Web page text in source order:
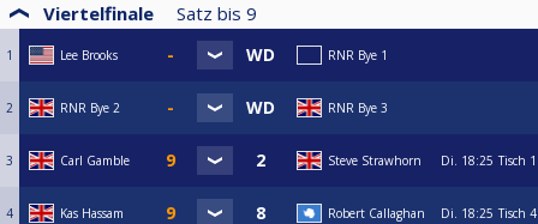
Viertelfinale Satz bis 9
1 Lee Brooks RNR Bye 1
2 RNR Bye 2 RNR Bye 3
3 Carl Gamble Steve Strawhorn Di. 18:25 Tisch 1
4 Kas Hassam Robert Callaghan Di. 18:25 Tisch 4